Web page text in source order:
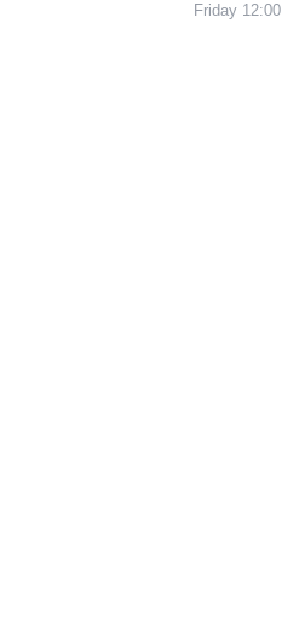
Friday 12:00